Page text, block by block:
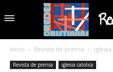
Inicio Revista de prensa
Revista de prensa iglesia catolica